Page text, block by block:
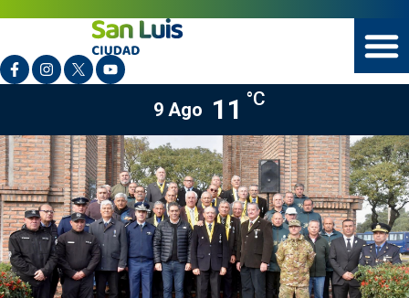
9 Ago 11 °C